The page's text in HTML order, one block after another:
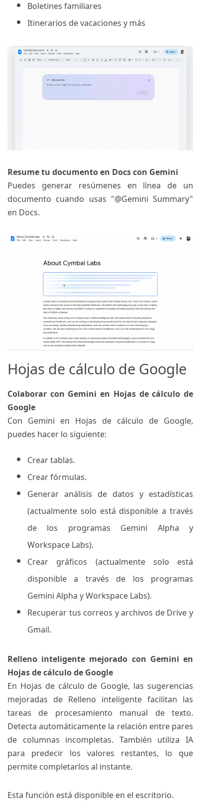
Boletines familiares
Itinerarios de vacaciones y más
Resume tu documento en Docs con Gemini
Puedes generar resúmenes en línea de un
documento cuando usas "@Gemini Summary"
en Docs.
Hojas de cálculo de Google
Colaborar con Gemini en Hojas de cálculo de
Google
Con Gemini en Hojas de cálculo de Google,
puedes hacer lo siguiente:
Crear tablas.
Crear fórmulas.
Generar análisis de datos y estadísticas
(actualmente solo está disponible a través
de los programas Gemini Alpha y
Workspace Labs).
Crear gráficos (actualmente solo está
disponible a través de los programas
Gemini Alpha y Workspace Labs).
Recuperar tus correos y archivos de Drive y
Gmail.
Relleno inteligente mejorado con Gemini en
Hojas de cálculo de Google
En Hojas de cálculo de Google, las sugerencias
mejoradas de Relleno inteligente facilitan las
tareas de procesamiento manual de texto.
Detecta automáticamente la relación entre pares
de columnas incompletas. También utiliza IA
para predecir los valores restantes, lo que
permite completarlos al instante.
Esta función está disponible en el escritorio.